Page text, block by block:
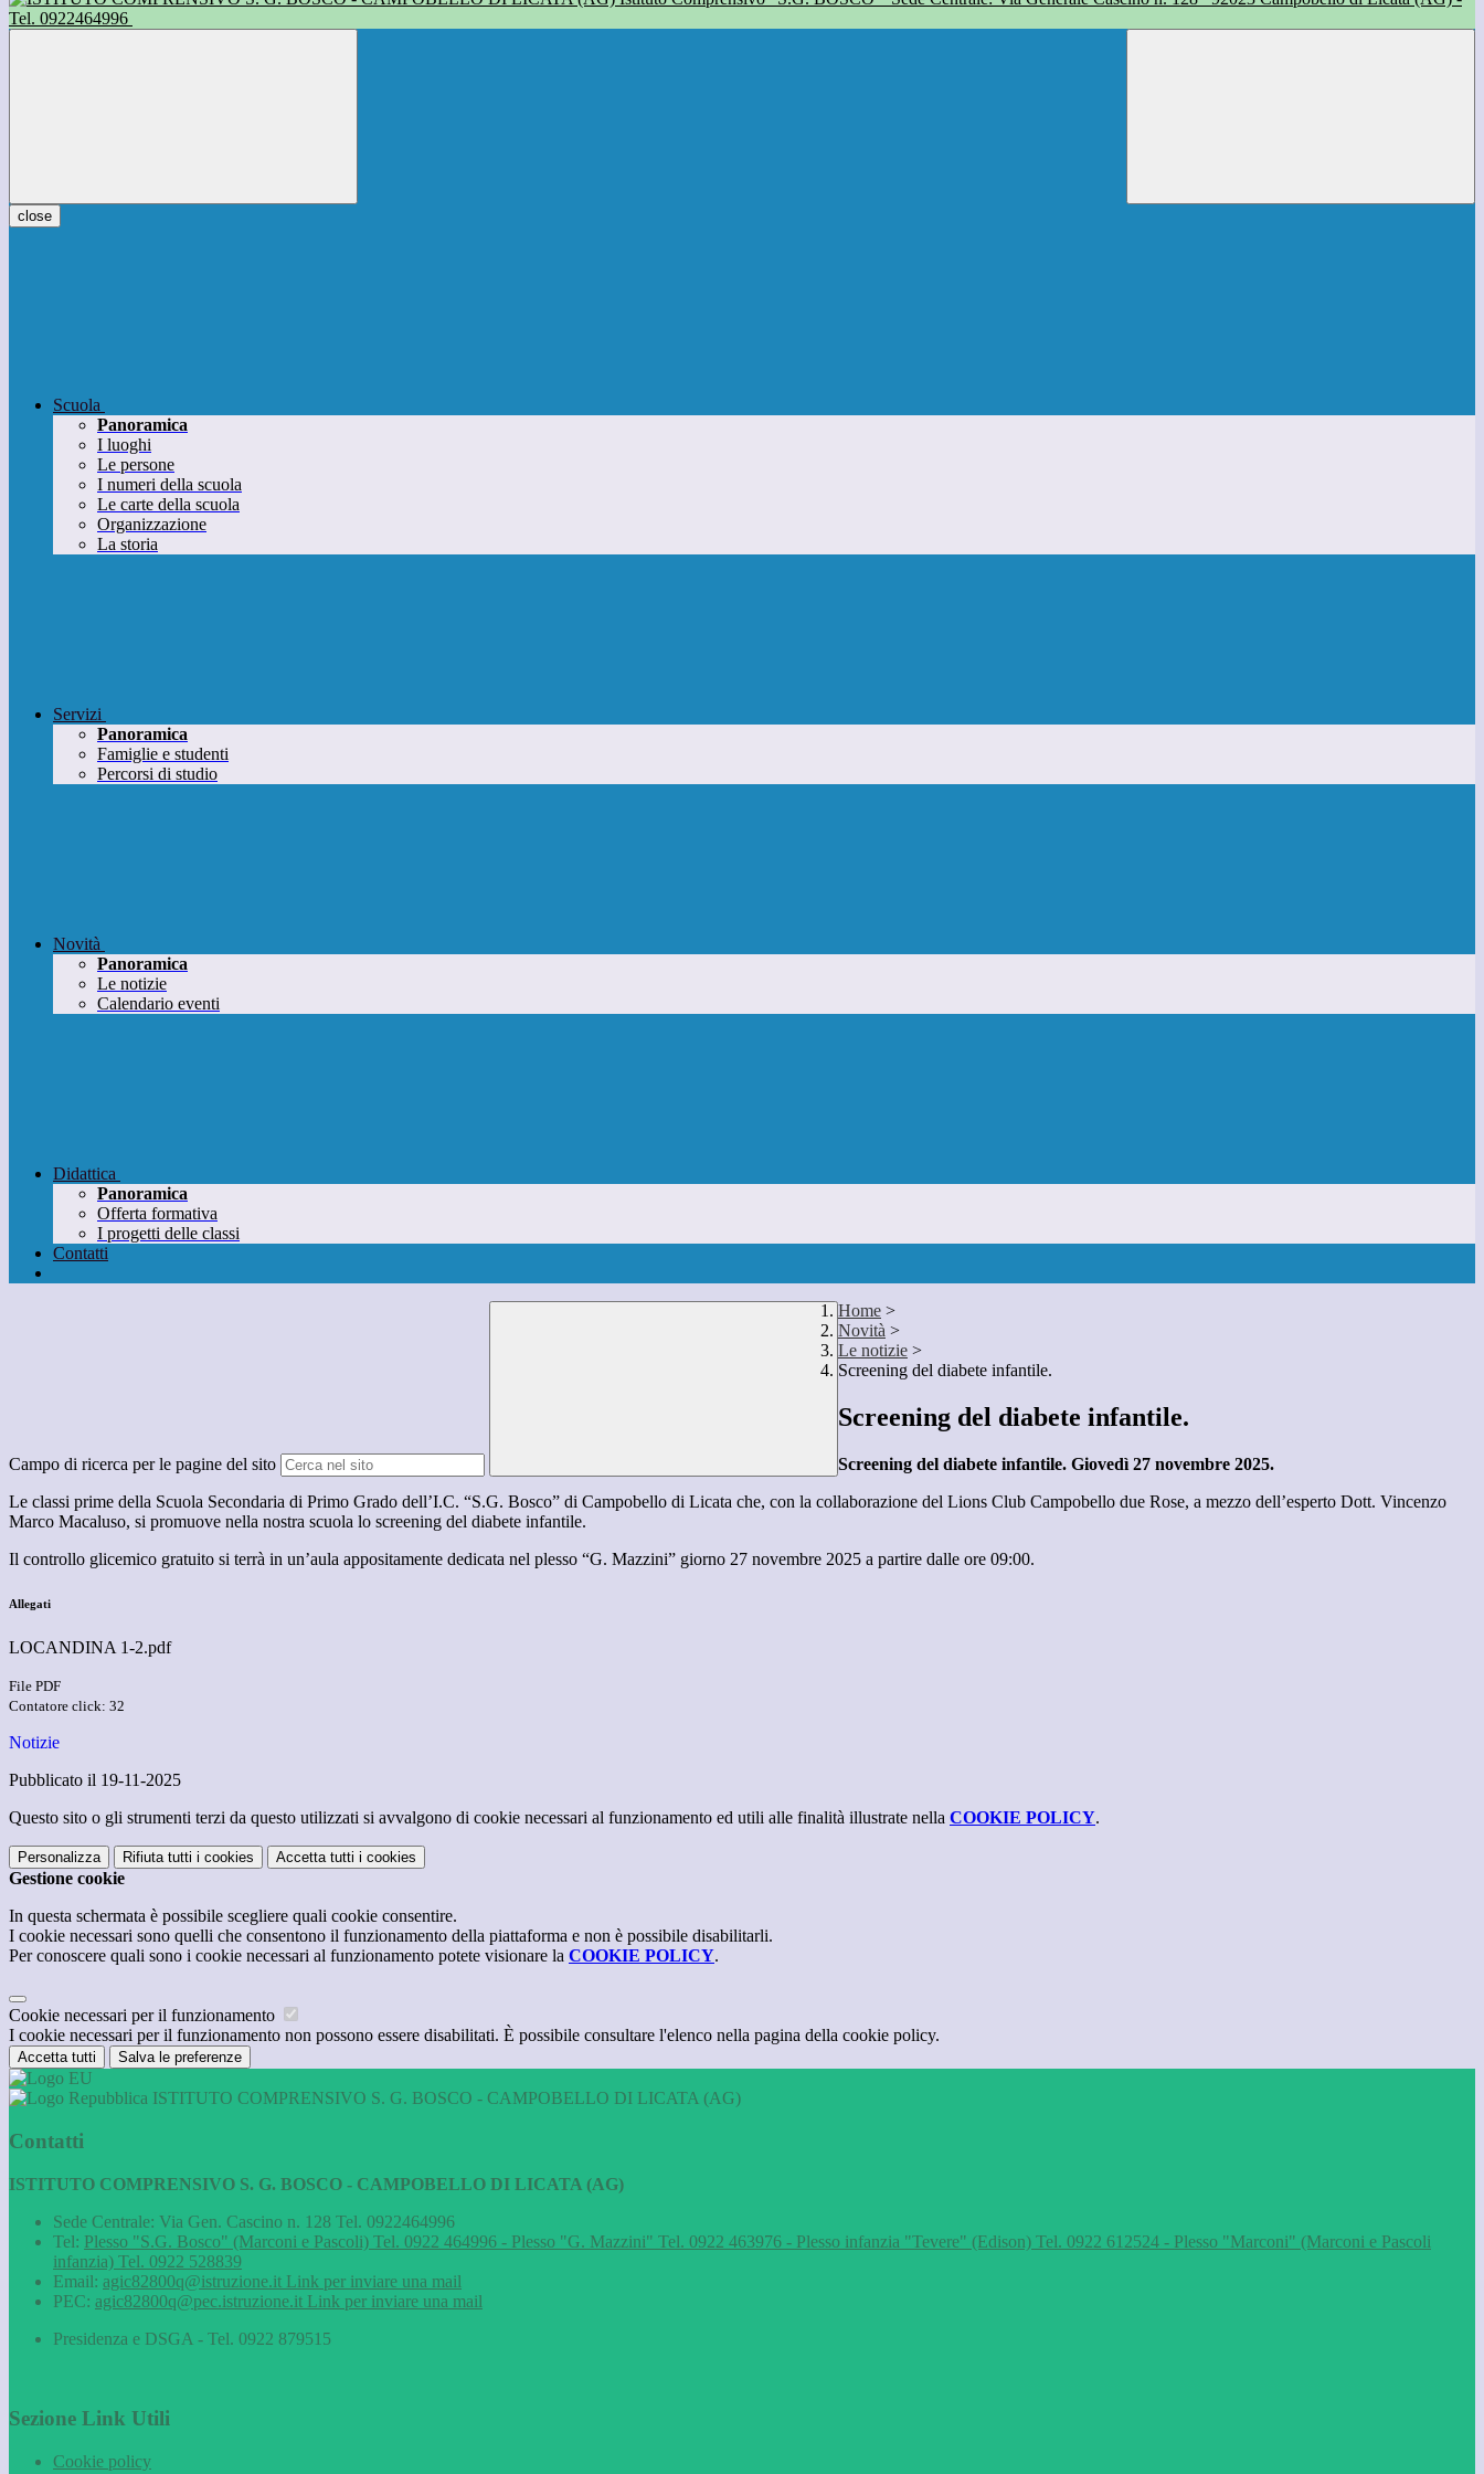
Tel. 0922464996
close
Scuola
Panoramica
I luoghi
Le persone
I numeri della scuola
Le carte della scuola
Organizzazione
La storia
Servizi
Panoramica
Famiglie e studenti
Percorsi di studio
Novità
Panoramica
Le notizie
Calendario eventi
Didattica
Panoramica
Offerta formativa
I progetti delle classi
Contatti
Campo di ricerca per le pagine del sito
Home >
Novità >
Le notizie >
Screening del diabete infantile.
Screening del diabete infantile.
Screening del diabete infantile. Giovedì 27 novembre 2025.
Le classi prime della Scuola Secondaria di Primo Grado dell’I.C. “S.G. Bosco” di Campobello di Licata che, con la collaborazione del Lions Club Campobello due Rose, a mezzo dell’esperto Dott. Vincenzo
Marco Macaluso, si promuove nella nostra scuola lo screening del diabete infantile.
Il controllo glicemico gratuito si terrà in un’aula appositamente dedicata nel plesso “G. Mazzini” giorno 27 novembre 2025 a partire dalle ore 09:00.
Allegati
LOCANDINA 1-2.pdf
File PDF
Contatore click: 32
Notizie
Pubblicato il 19-11-2025
Questo sito o gli strumenti terzi da questo utilizzati si avvalgono di cookie necessari al funzionamento ed utili alle finalità illustrate nella COOKIE POLICY.
Personalizza Rifiuta tutti i cookies Accetta tutti i cookies
Gestione cookie
In questa schermata è possibile scegliere quali cookie consentire.
I cookie necessari sono quelli che consentono il funzionamento della piattaforma e non è possibile disabilitarli.
Per conoscere quali sono i cookie necessari al funzionamento potete visionare la COOKIE POLICY.
Cookie necessari per il funzionamento
I cookie necessari per il funzionamento non possono essere disabilitati. È possibile consultare l'elenco nella pagina della cookie policy.
Accetta tutti Salva le preferenze
ISTITUTO COMPRENSIVO S. G. BOSCO - CAMPOBELLO DI LICATA (AG)
Contatti
ISTITUTO COMPRENSIVO S. G. BOSCO - CAMPOBELLO DI LICATA (AG)
Sede Centrale: Via Gen. Cascino n. 128 Tel. 0922464996
Tel: Plesso "S.G. Bosco" (Marconi e Pascoli) Tel. 0922 464996 - Plesso "G. Mazzini" Tel. 0922 463976 - Plesso infanzia "Tevere" (Edison) Tel. 0922 612524 - Plesso "Marconi" (Marconi e Pascoli
infanzia) Tel. 0922 528839
Email: agic82800q@istruzione.it Link per inviare una mail
PEC: agic82800q@pec.istruzione.it Link per inviare una mail
Presidenza e DSGA - Tel. 0922 879515
Sezione Link Utili
Cookie policy